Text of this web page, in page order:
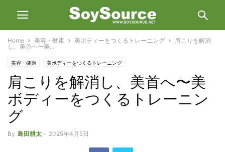
Home 美容・健康 美ボディーをつくるトレーニング
肩こりを解消
し、美首へ〜美...
美容・健康 美ボディーをつくるトレーニング
肩こりを解消し、美首へ〜美
ボディーをつくるトレーニン
グ
By 島田耕太 - 2025年4月5日